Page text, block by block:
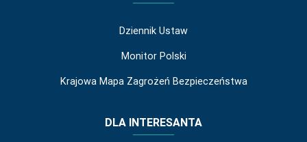
Dziennik Ustaw
Monitor Polski
Krajowa Mapa Zagrożeń Bezpieczeństwa
DLA INTERESANTA